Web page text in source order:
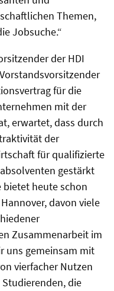
Themen,
Jobsuche.“
der HDI
für die
mit der
erwartet, dass durch
der
für qualifizierte
gestärkt
bietet heute schon
davon viele
Zusammenarbeit im
uns gemeinsam mit
vierfacher Nutzen
die